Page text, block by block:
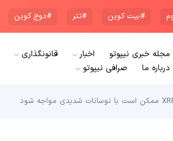
#بیت کوین #تتر #دوج کوین
مجله خبری نیپوتو اخبار قانونگذاری
درباره ما
صرافی نیپوتو